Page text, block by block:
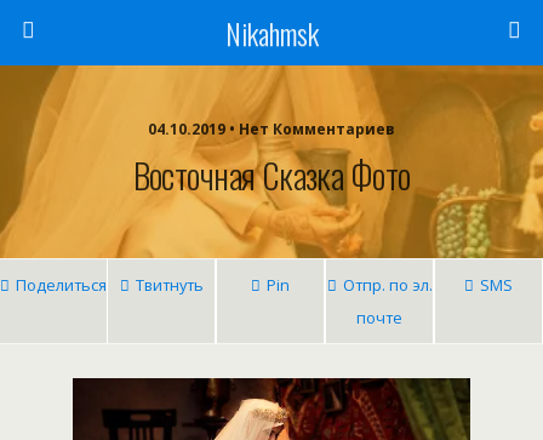
Nikahmsk
04.10.2019 • Нет Комментариев
Восточная Сказка Фото
Поделиться Твитнуть Pin
Отпр. по эл.
почте
SMS